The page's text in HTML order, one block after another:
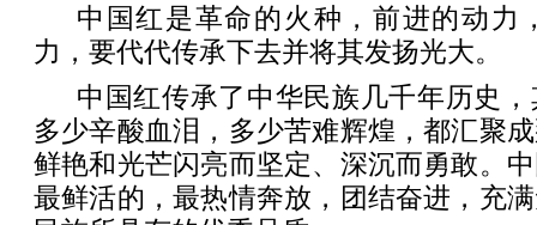
中国红是革命的火种，前进的动力
力，要代代传承下去并将其发扬光大。
中国红传承了中华民族几千年历史
多少辛酸血泪，多少苦难辉煌，都汇聚
鲜艳和光芒闪亮而坚定、深沉而勇敢。
最鲜活的，最热情奔放，团结奋进，充